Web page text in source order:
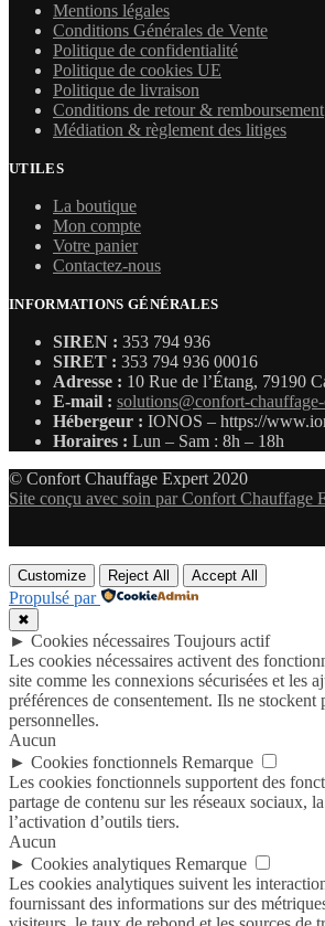
2600,99 €.
Mentions légales
Conditions Générales de Vente
Politique de confidentialité
Politique de cookies UE
Politique de livraison
Conditions de retour & remboursement
Médiation & règlement des litiges
UTILES
La boutique
Mon compte
Votre panier
Contactez-nous
INFORMATIONS GÉNÉRALES
SIREN : 353 794 936
SIRET : 353 794 936 00016
Adresse : 10 Rue de l’Étang, 79190
E-mail : solutions@confort-
Hébergeur : IONOS – https://
Horaires : Lun – Sam : 8h – 18h
© Confort Chauffage Expert 2020
Site conçu avec soin par Confort Chauffage
Customize Reject All Accept All
Propulsé par
✖
► Cookies nécessaires Toujours actif
Les cookies nécessaires activent des
site comme les connexions sécurisées et les
préférences de consentement. Ils ne stockent
personnelles.
Aucun
► Cookies fonctionnels Remarque
Les cookies fonctionnels supportent des
partage de contenu sur les réseaux sociaux,
l’activation d’outils tiers.
Aucun
► Cookies analytiques Remarque
Les cookies analytiques suivent les
fournissant des informations sur des